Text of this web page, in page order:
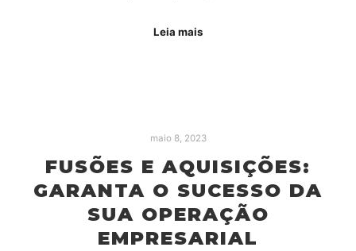
Leia mais
maio 8, 2023
FUSÕES E AQUISIÇÕES:
GARANTA O SUCESSO DA
SUA OPERAÇÃO
EMPRESARIAL